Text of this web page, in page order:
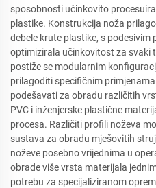
sposobnosti učinkovito
plastike. Konstrukcija noža
debele krute plastike, s
optimizirala učinkovitost za svaki
postiže se modularnim
prilagoditi specifičnim
podešavati za obradu različitih
PVC i inženjerske plastične
procesa. Različiti profili noževa
sustava za obradu mješovitih
noževe posebno vrijednima u
obrade više vrsta materijala
potrebu za specijaliziranom